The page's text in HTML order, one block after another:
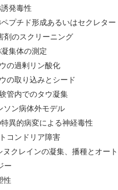
発毒性
プチド形成あるいはセクレター
剤のスクリーニング
集体の測定
の過剰リン酸化
の取り込みとシード
管内でのタウ凝集
ソン病体外モデル
特異的病変による神経毒性
コンドリア障害
ヌクレインの凝集、播種とオート
ー
性